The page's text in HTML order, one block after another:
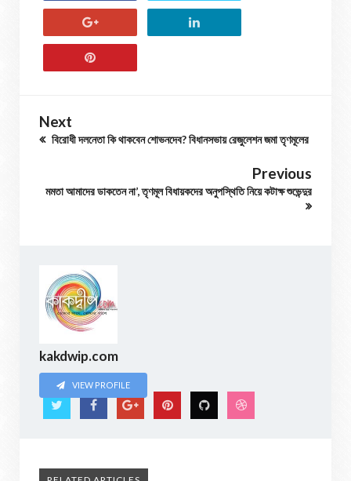
Next
বিরোধী দলনেতা কি থাকবেন শোভনদেব? বিধানসভায় রেজুলেশন জমা তৃণমূলের
Previous
মমতা আমাদের ডাকতেন না’, তৃণমূল বিধায়কদের অনুপস্থিতি নিয়ে কটাক্ষ শুভেন্দুর
kakdwip.com
VIEW PROFILE